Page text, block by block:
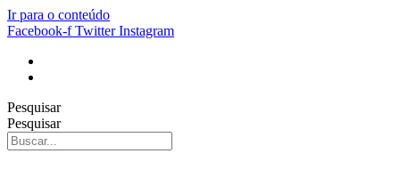
Ir para o conteúdo
Facebook-f Twitter Instagram
Pesquisar
Pesquisar